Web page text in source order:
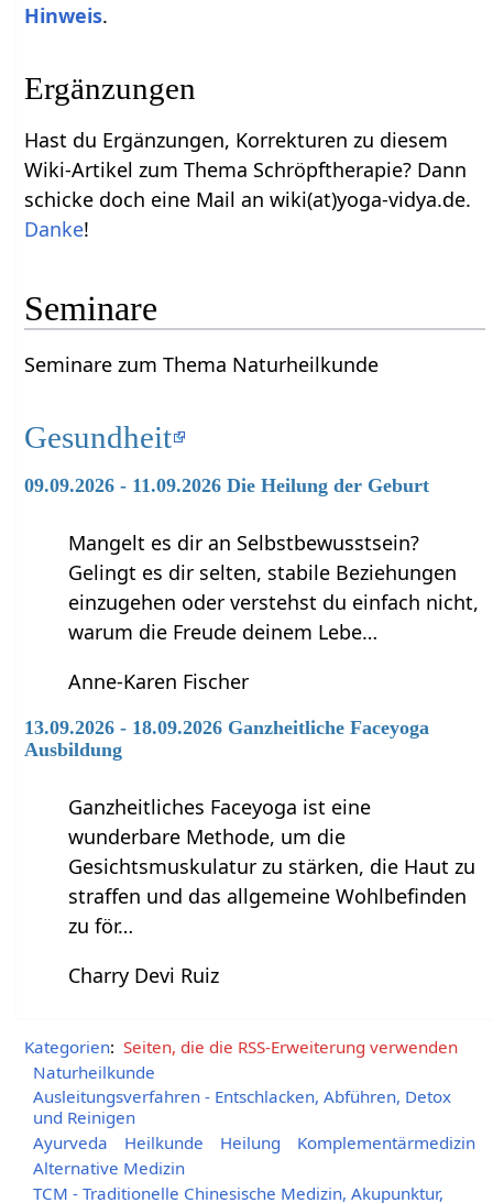
Hinweis.
Ergänzungen
Hast du Ergänzungen, Korrekturen zu diesem
Wiki-Artikel zum Thema Schröpftherapie? Dann
schicke doch eine Mail an wiki(at)yoga-vidya.de.
Danke!
Seminare
Seminare zum Thema Naturheilkunde
Gesundheit
09.09.2026 - 11.09.2026 Die Heilung der Geburt
Mangelt es dir an Selbstbewusstsein?
Gelingt es dir selten, stabile Beziehungen
einzugehen oder verstehst du einfach nicht,
warum die Freude deinem Lebe…
Anne-Karen Fischer
13.09.2026 - 18.09.2026 Ganzheitliche Faceyoga
Ausbildung
Ganzheitliches Faceyoga ist eine
wunderbare Methode, um die
Gesichtsmuskulatur zu stärken, die Haut zu
straffen und das allgemeine Wohlbefinden
zu för…
Charry Devi Ruiz
Kategorien: Seiten, die die RSS-Erweiterung verwenden
Naturheilkunde
Ausleitungsverfahren - Entschlacken, Abführen, Detox
und Reinigen
Ayurveda
Heilkunde Heilung
Komplementärmedizin
Alternative Medizin
TCM - Traditionelle Chinesische Medizin, Akupunktur,